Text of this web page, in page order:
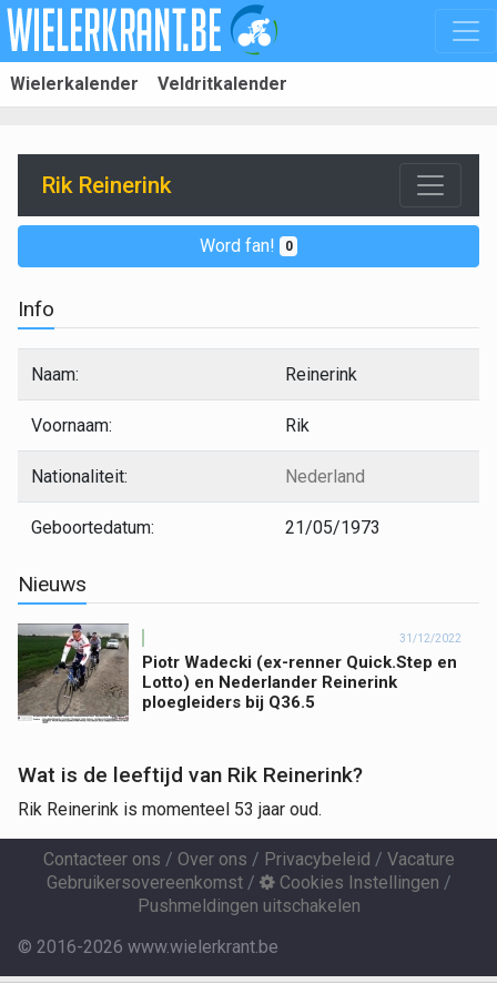
Wielerkalender Veldritkalender
Rik Reinerink
Word fan! 0
Info
Naam: Reinerink
Voornaam: Rik
Nationaliteit: Nederland
Geboortedatum: 21/05/1973
Nieuws
31/12/2022
Piotr Wadecki (ex-renner Quick.Step en
Lotto) en Nederlander Reinerink
ploegleiders bij Q36.5
Wat is de leeftijd van Rik Reinerink?
Rik Reinerink is momenteel 53 jaar oud.
Contacteer ons / Over ons / Privacybeleid / Vacature
Gebruikersovereenkomst/ Cookies Instellingen /
Pushmeldingen uitschakelen
© 2016-2026 www.wielerkrant.be